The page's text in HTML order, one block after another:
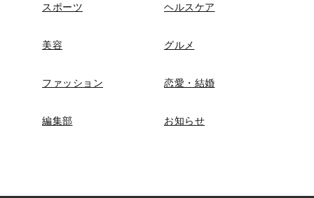
スポーツ ヘルスケア
美容 グルメ
ファッション 恋愛・結婚
編集部 お知らせ